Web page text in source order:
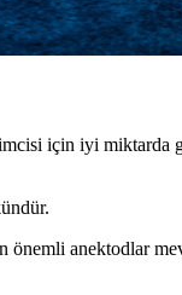
için iyi miktarda
önemli anektodlar